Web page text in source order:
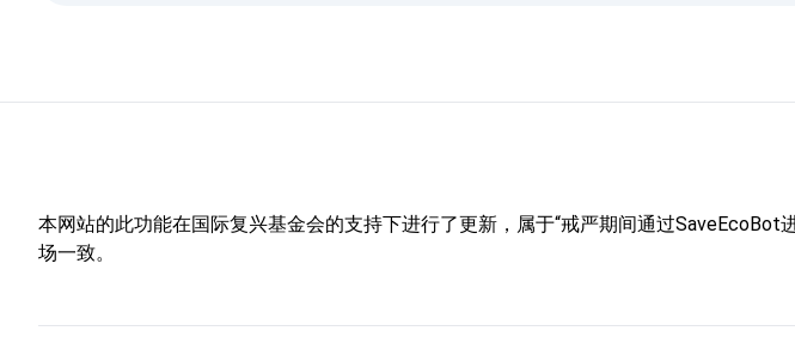
本网站的此功能在国际复兴基金会的支持下进行了更新，属于“戒严期间通过
场一致。